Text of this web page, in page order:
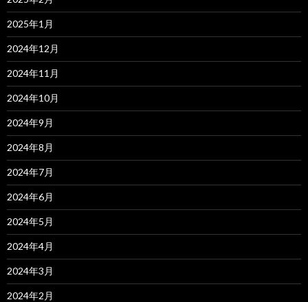
2025年1月
2024年12月
2024年11月
2024年10月
2024年9月
2024年8月
2024年7月
2024年6月
2024年5月
2024年4月
2024年3月
2024年2月